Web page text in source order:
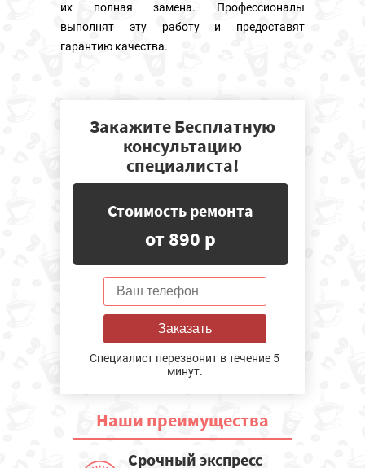
их полная замена. Профессионалы
выполнят эту работу и предоставят
гарантию качества.
Закажите Бесплатную
консультацию
специалиста!
Стоимость ремонта
от 890 р
Заказать
Специалист перезвонит в течение 5
минут.
Наши преимущества
Срочный экспресс